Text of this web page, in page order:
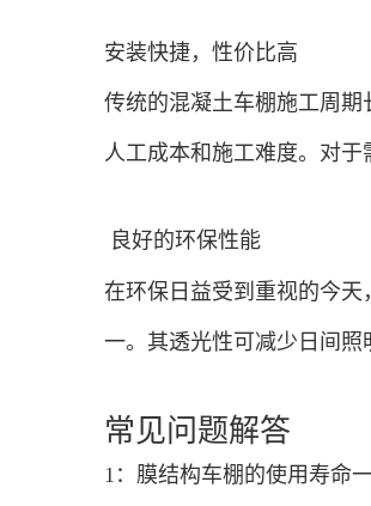
安装快捷，性价比高
传统的混凝土车棚施工周
人工成本和施工难度。对于
良好的环保性能
在环保日益受到重视的今
一。其透光性可减少日间照
常见问题解答
1：膜结构车棚的使用寿命